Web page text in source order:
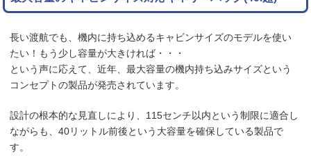
長い渡航でも、機内に持ち込めるキャビンサイズのモデルを使い
たい！もう少し容量が大きければ・・・
という声に応えて、近年、最大容量の機内持ち込みサイズという
コンセプトの製品が発売されています。
設計の根本的な見直しにより、115センチ以内という制限に適合し
ながらも、40リットル前後という大容量を確保している製品で
す。